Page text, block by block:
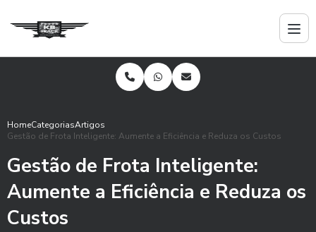
HomeCategoriasArtigos
Gestão de Frota Inteligente: Aumente a Eficiência e Reduza os Custos
Gestão de Frota Inteligente:
Aumente a Eficiência e Reduza os
Custos